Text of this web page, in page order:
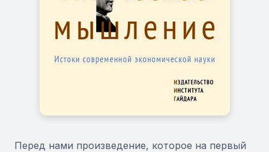
Перед нами произведение, которое на первый